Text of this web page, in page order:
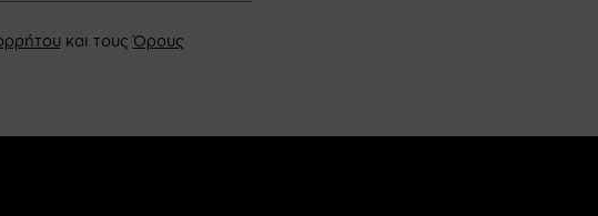
και τουςΌρους